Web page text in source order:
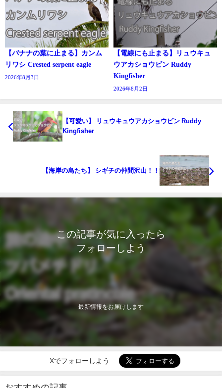
【バナナの葉に止まる】カンム
リワシ Crested serpent eagle
2026年8月3日
【電線にも止まる】リュウキュ
ウアカショウビン Ruddy
Kingfisher
2026年8月2日
【可愛い】 リュウキュウアカショウビン Ruddy
Kingfisher
【海岸の鳥たち】 シギチの仲間沢山！！
この記事が気に入ったら
フォローしよう
最新情報をお届けします
Xでフォローしよう